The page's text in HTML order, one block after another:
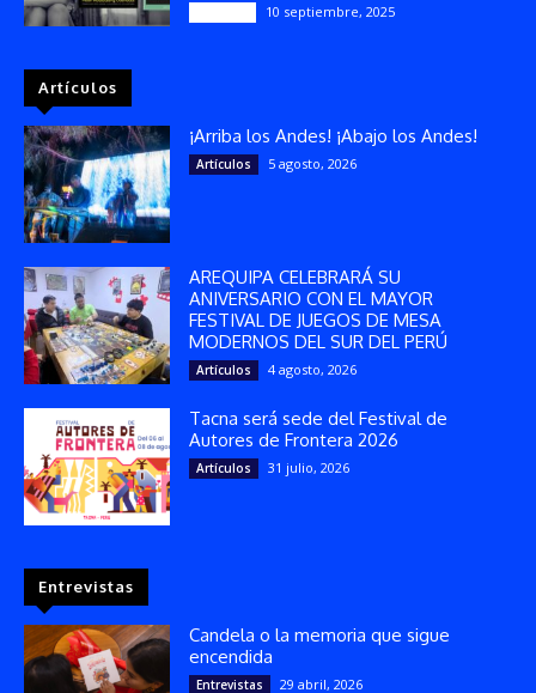
10 septiembre, 2025
Artículos
¡Arriba los Andes! ¡Abajo los Andes!
Artículos 5 agosto, 2026
AREQUIPA CELEBRARÁ SU
ANIVERSARIO CON EL MAYOR
FESTIVAL DE JUEGOS DE MESA
MODERNOS DEL SUR DEL PERÚ
Artículos 4 agosto, 2026
Tacna será sede del Festival de
Autores de Frontera 2026
Artículos 31 julio, 2026
Entrevistas
Candela o la memoria que sigue
encendida
Entrevistas 29 abril, 2026